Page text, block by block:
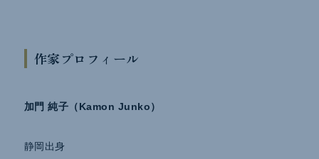
作家プロフィール
加門 純子（Kamon Junko）
静岡出身